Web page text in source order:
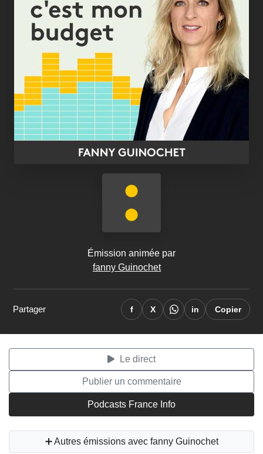
Émission animée par
fanny Guinochet
Partager f X in Copier
Le direct
Publier un commentaire
Podcasts France Info
➕ Autres émissions avec fanny Guinochet